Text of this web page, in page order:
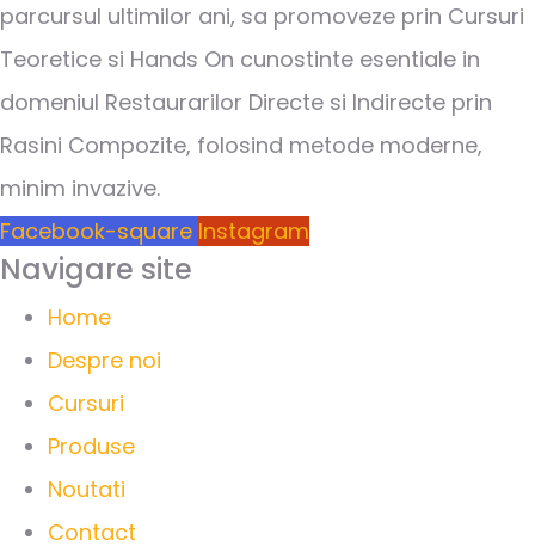
parcursul ultimilor ani, sa promoveze prin Cursuri
Teoretice si Hands On cunostinte esentiale in
domeniul Restaurarilor Directe si Indirecte prin
Rasini Compozite, folosind metode moderne,
minim invazive.
Facebook-square Instagram
Navigare site
Home
Despre noi
Cursuri
Produse
Noutati
Contact